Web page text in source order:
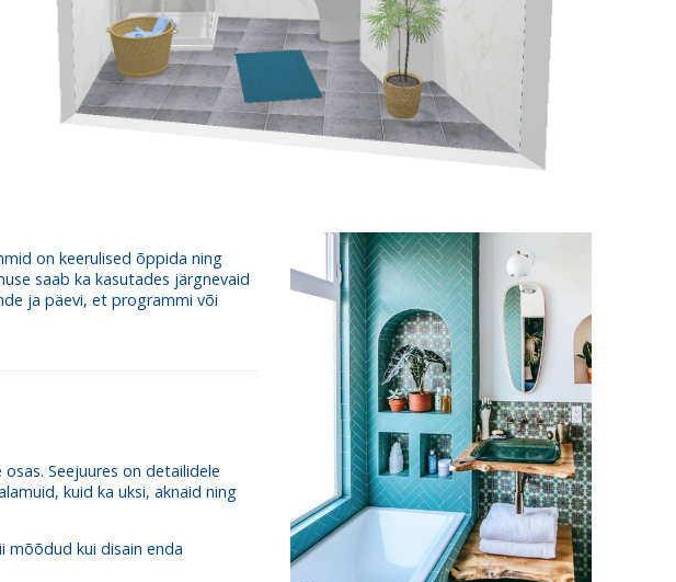
on keerulised õppida ning
saab ka kasutades järgnevaid
ja päevi, et programmi või
Seejuures on detailidele
kuid ka uksi, aknaid ning
mõõdud kui disain enda